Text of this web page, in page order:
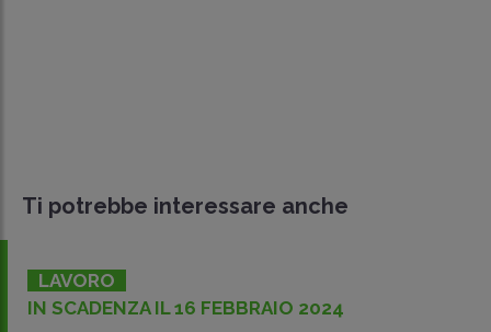
Ti potrebbe interessare anche
LAVORO
IN SCADENZA IL 16 FEBBRAIO 2024